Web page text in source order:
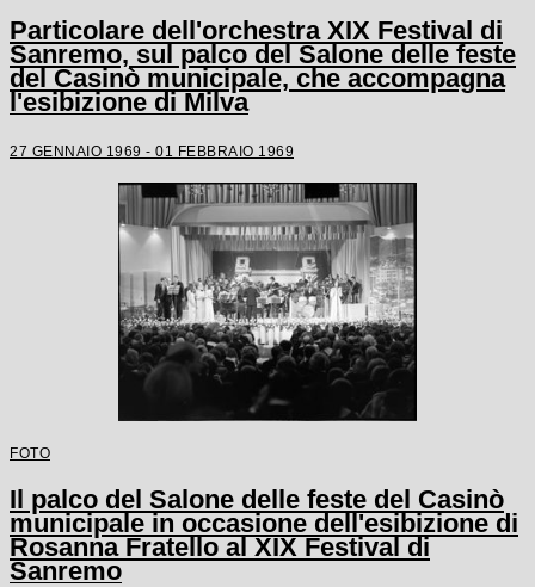
Particolare dell'orchestra XIX Festival di
Sanremo, sul palco del Salone delle feste
del Casinò municipale, che accompagna
l'esibizione di Milva
27 GENNAIO 1969 - 01 FEBBRAIO 1969
FOTO
Il palco del Salone delle feste del Casinò
municipale in occasione dell'esibizione di
Rosanna Fratello al XIX Festival di
Sanremo